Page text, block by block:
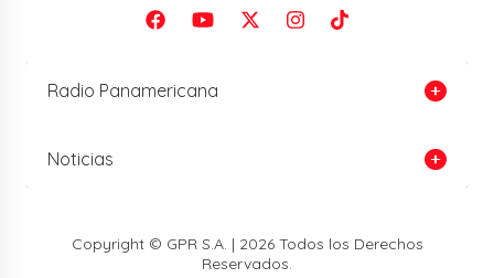
Radio Panamericana
Noticias
Copyright © GPR S.A. | 2026 Todos los Derechos
Reservados.